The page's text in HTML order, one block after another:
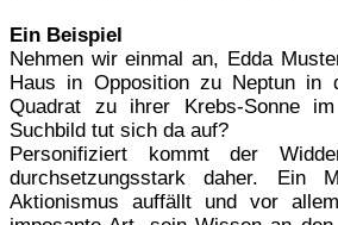
Ein Beispiel
Nehmen wir einmal an, Edda
Haus in Opposition zu Neptun
Quadrat zu ihrer Krebs-Sonne
Suchbild tut sich da auf?
Personifiziert kommt der
durchsetzungsstark daher. Ein
Aktionismus auffällt und vor